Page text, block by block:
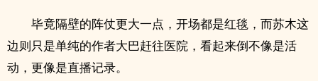
毕竟隔壁的阵仗更大一点，开场都是红毯，而苏木这
边则只是单纯的作者大巴赶往医院，看起来倒不像是活
动，更像是直播记录。